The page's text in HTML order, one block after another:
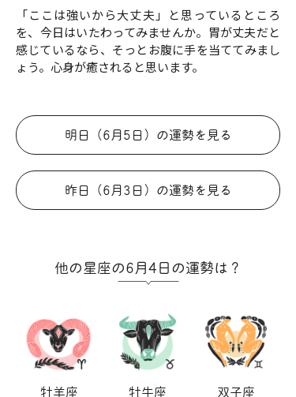
「ここは強いから大丈夫」と思っているところ
を、今日はいたわってみませんか。胃が丈夫だと
感じているなら、そっとお腹に手を当ててみまし
ょう。心身が癒されると思います。
明日（6月5日）の運勢を見る
昨日（6月3日）の運勢を見る
他の星座の6月4日の運勢は？
牡羊座 牡牛座 双子座